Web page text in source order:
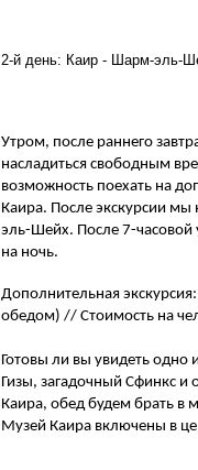
2-й день: Каир - Шарм-эль-
Утром, после раннего
насладиться свободным
возможность поехать на
Каира. После экскурсии мы
эль-Шейх. После 7-часовой
на ночь.
Дополнительная
обедом) // Стоимость на
Готовы ли вы увидеть
Гизы, загадочный Сфинкс
Каира, обед будем брать в
Музей Каира включены в